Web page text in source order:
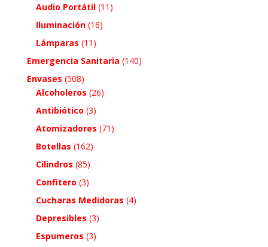
Audio Portátil (11)
Iluminación (16)
Lámparas (11)
Emergencia Sanitaria (140)
Envases (508)
Alcoholeros (26)
Antibiótico (3)
Atomizadores (71)
Botellas (162)
Cilindros (85)
Confitero (3)
Cucharas Medidoras (4)
Depresibles (3)
Espumeros (3)